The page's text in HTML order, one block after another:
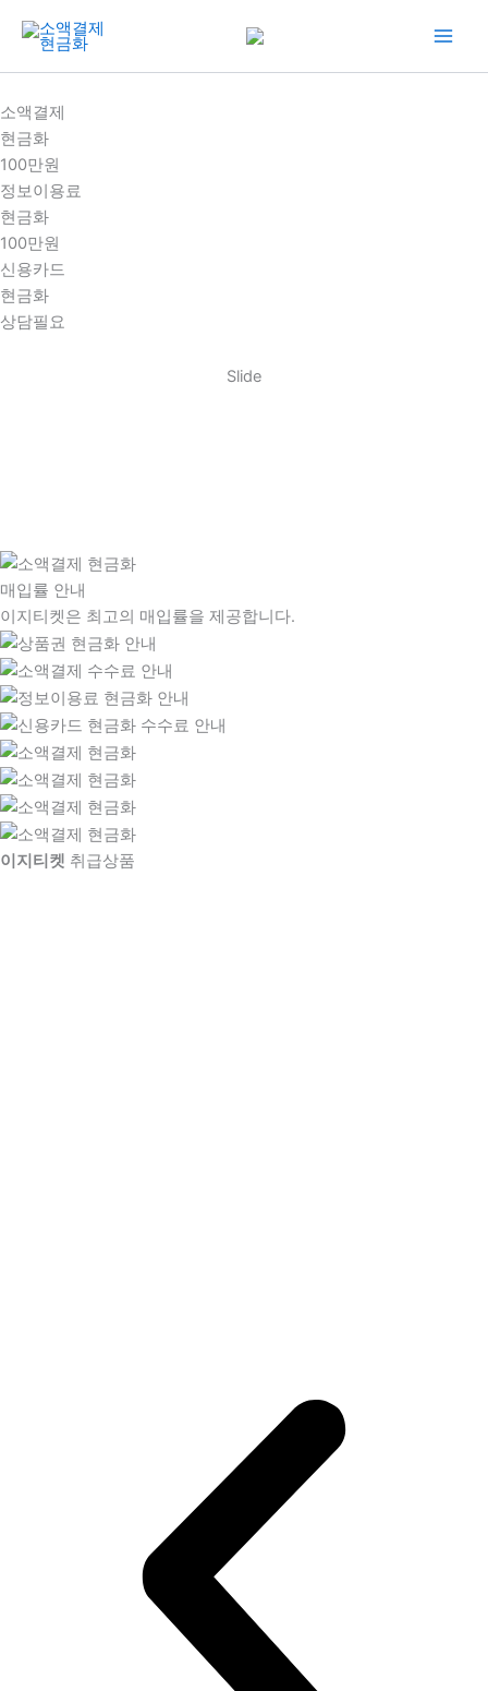
건
너
뛰
기
소액결제
현금화
100만원
정보이용료
현금화
100만원
신용카드
현금화
상담필요
Slide
매입률 안내
이지티켓은 최고의 매입률을 제공합니다.
이지티켓 취급상품